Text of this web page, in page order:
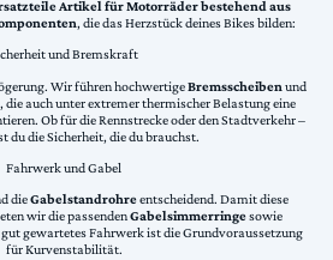
Artikel für Motorräder bestehend aus
, die das Herzstück deines Bikes bilden:
und Bremskraft
Wir führen hochwertigeBremsscheiben und
, die auch unter extremer thermischer Belastung eine
Ob für die Rennstrecke oder den Stadtverkehr –
du die Sicherheit, die du brauchst.
Fahrwerk und Gabel
dieGabelstandrohreentscheidend. Damit diese
wir die passendenGabelsimmerringesowie
gewartetes Fahrwerk ist die Grundvoraussetzung
für Kurvenstabilität.